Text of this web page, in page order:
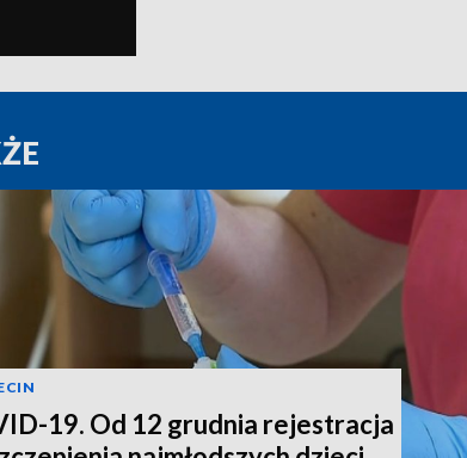
19. Od 12 grudnia rejestracja